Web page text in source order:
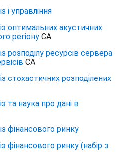
і управління
оптимальних акустичних
регіону СА
розподілу ресурсів сервера
СА
стохастичних розподілених
та наука про дані в
фінансового ринку
фінансового ринку (набір з